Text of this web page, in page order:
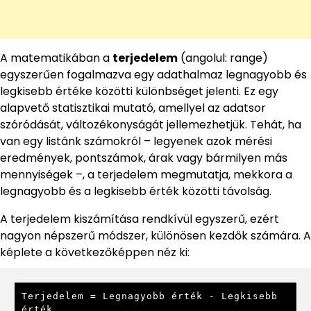
A matematikában a terjedelem (angolul: range)
egyszerűen fogalmazva egy adathalmaz legnagyobb és
legkisebb értéke közötti különbséget jelenti. Ez egy
alapvető statisztikai mutató, amellyel az adatsor
szóródását, változékonyságát jellemezhetjük. Tehát, ha
van egy listánk számokról – legyenek azok mérési
eredmények, pontszámok, árak vagy bármilyen más
mennyiségek –, a terjedelem megmutatja, mekkora a
legnagyobb és a legkisebb érték közötti távolság.
A terjedelem kiszámítása rendkívül egyszerű, ezért
nagyon népszerű módszer, különösen kezdők számára. A
képlete a következőképpen néz ki:
Terjedelem = Legnagyobb érték - Legkisebb